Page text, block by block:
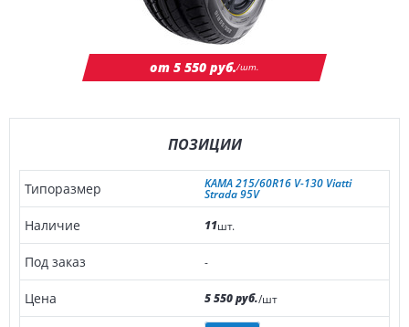
от 5 550 руб./шт.
ПОЗИЦИИ
KAMA 215/60R16 V-130 Viatti
Strada 95V
11шт.
-
5 550 руб./шт